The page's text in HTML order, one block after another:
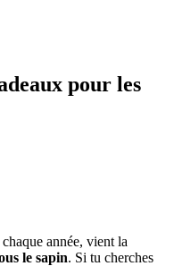
pour les
année, vient la
le sapin. Si tu cherches